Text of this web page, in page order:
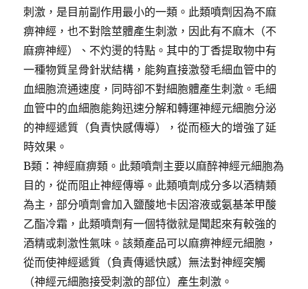
刺激，是目前副作用最小的一類。此類噴劑因為不麻
痹神經，也不對陰莖體產生刺激，因此有不麻木（不
麻痹神經）、不灼燙的特點。其中的丁香提取物中有
一種物質呈骨針狀結構，能夠直接激發毛細血管中的
血細胞流通速度，同時卻不對細胞體產生刺激。毛細
血管中的血細胞能夠迅速分解和轉運神經元細胞分泌
的神經遞質（負責快感傳導），從而極大的增強了延
時效果。
B類：神經麻痹類。此類噴劑主要以麻醉神經元細胞為
目的，從而阻止神經傳導。此類噴劑成分多以酒精類
為主，部分噴劑會加入鹽酸地卡因溶液或氨基苯甲酸
乙酯冷霜，此類噴劑有一個特徵就是聞起來有較強的
酒精或刺激性氣味。該類產品可以麻痹神經元細胞，
從而使神經遞質（負責傳遞快感）無法對神經突觸
（神經元細胞接受刺激的部位）產生刺激。